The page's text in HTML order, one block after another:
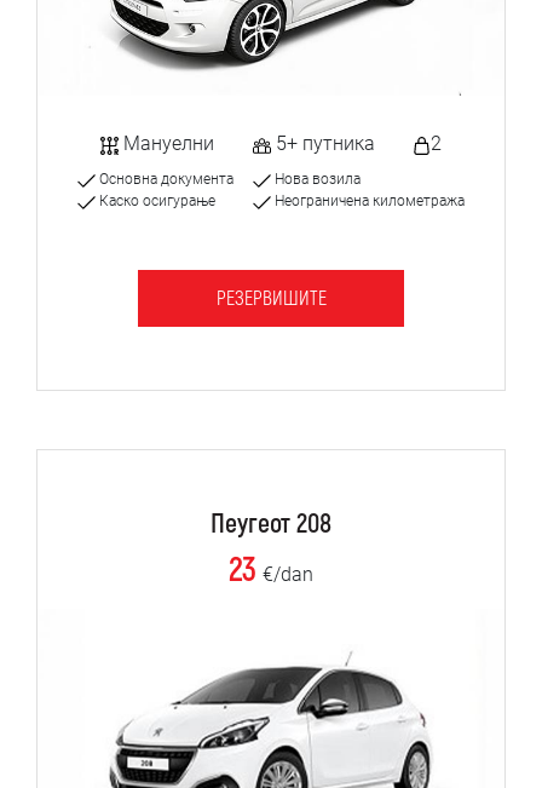
Мануелни 5+ путника 2
Основна документа
Каско осигурање
Нова возила
Неограничена километража
РЕЗЕРВИШИТЕ
Пеугеот 208
23 €/dan